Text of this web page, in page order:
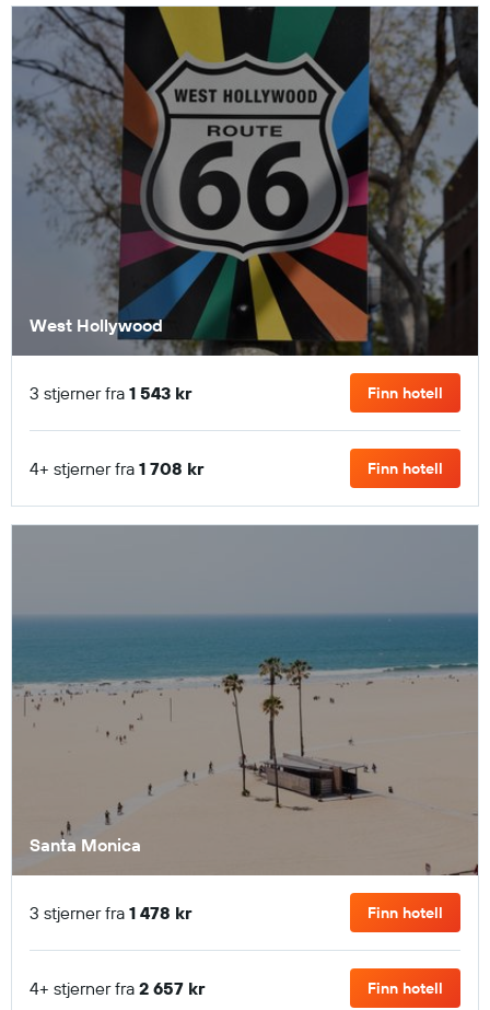
West Hollywood
3 stjerner fra 1 543 kr Finn hotell
4+ stjerner fra 1 708 kr Finn hotell
Santa Monica
3 stjerner fra 1 478 kr Finn hotell
4+ stjerner fra 2 657 kr Finn hotell